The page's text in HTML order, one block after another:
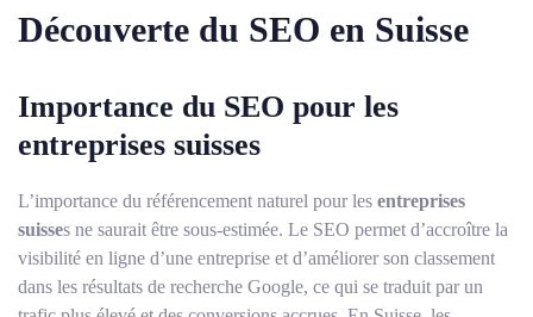
Découverte du SEO en Suisse
Importance du SEO pour les
entreprises suisses
L’importance du référencement naturel pour les entreprises
suisses ne saurait être sous-estimée. Le SEO permet d’accroître la
visibilité en ligne d’une entreprise et d’améliorer son classement
dans les résultats de recherche Google, ce qui se traduit par un